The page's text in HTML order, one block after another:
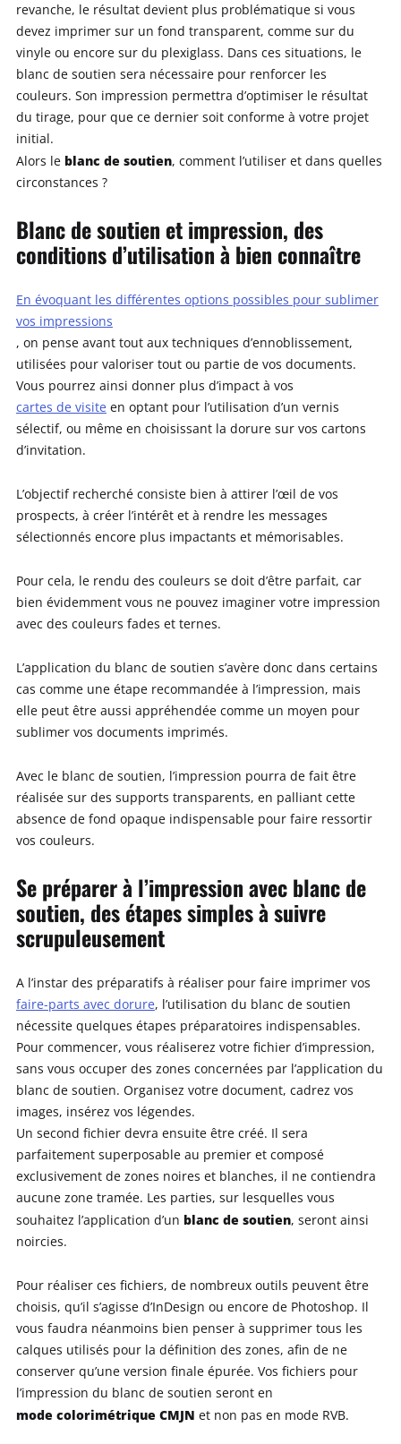
revanche, le résultat devient plus problématique si vous
devez imprimer sur un fond transparent, comme sur du
vinyle ou encore sur du plexiglass. Dans ces situations, le
blanc de soutien sera nécessaire pour renforcer les
couleurs. Son impression permettra d’optimiser le résultat
du tirage, pour que ce dernier soit conforme à votre projet
initial.
Alors le blanc de soutien, comment l’utiliser et dans quelles
circonstances ?
Blanc de soutien et impression, des
conditions d’utilisation à bien connaître
En évoquant les différentes options possibles pour sublimer
vos impressions
, on pense avant tout aux techniques d’ennoblissement,
utilisées pour valoriser tout ou partie de vos documents.
Vous pourrez ainsi donner plus d’impact à vos
cartes de visite en optant pour l’utilisation d’un vernis
sélectif, ou même en choisissant la dorure sur vos cartons
d’invitation.
L’objectif recherché consiste bien à attirer l’œil de vos
prospects, à créer l’intérêt et à rendre les messages
sélectionnés encore plus impactants et mémorisables.
Pour cela, le rendu des couleurs se doit d’être parfait, car
bien évidemment vous ne pouvez imaginer votre impression
avec des couleurs fades et ternes.
L’application du blanc de soutien s’avère donc dans certains
cas comme une étape recommandée à l’impression, mais
elle peut être aussi appréhendée comme un moyen pour
sublimer vos documents imprimés.
Avec le blanc de soutien, l’impression pourra de fait être
réalisée sur des supports transparents, en palliant cette
absence de fond opaque indispensable pour faire ressortir
vos couleurs.
Se préparer à l’impression avec blanc de
soutien, des étapes simples à suivre
scrupuleusement
A l’instar des préparatifs à réaliser pour faire imprimer vos
faire-parts avec dorure, l’utilisation du blanc de soutien
nécessite quelques étapes préparatoires indispensables.
Pour commencer, vous réaliserez votre fichier d’impression,
sans vous occuper des zones concernées par l’application du
blanc de soutien. Organisez votre document, cadrez vos
images, insérez vos légendes.
Un second fichier devra ensuite être créé. Il sera
parfaitement superposable au premier et composé
exclusivement de zones noires et blanches, il ne contiendra
aucune zone tramée. Les parties, sur lesquelles vous
souhaitez l’application d’un blanc de soutien, seront ainsi
noircies.
Pour réaliser ces fichiers, de nombreux outils peuvent être
choisis, qu’il s’agisse d’InDesign ou encore de Photoshop. Il
vous faudra néanmoins bien penser à supprimer tous les
calques utilisés pour la définition des zones, afin de ne
conserver qu’une version finale épurée. Vos fichiers pour
l’impression du blanc de soutien seront en
mode colorimétrique CMJN et non pas en mode RVB.